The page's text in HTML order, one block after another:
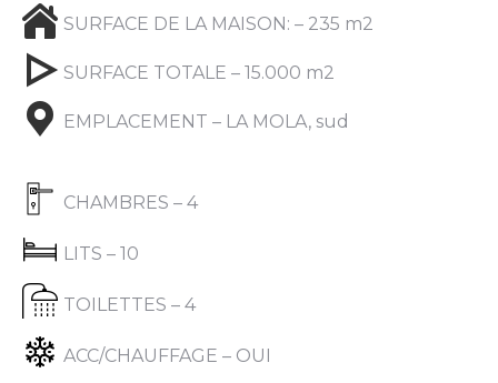
SURFACE DE LA MAISON: – 235 m2
SURFACE TOTALE – 15.000 m2
EMPLACEMENT – LA MOLA, sud
CHAMBRES – 4
LITS – 10
TOILETTES – 4
ACC/CHAUFFAGE – OUI